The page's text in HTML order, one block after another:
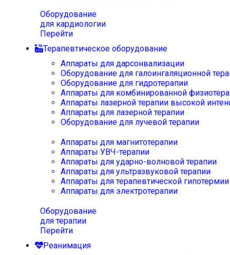
Оборудование
для кардиологии
Перейти
Терапевтическое оборудование
Аппараты для дарсонвализации
Оборудование для галоингаляционной
Оборудование для гидротерапии
Аппараты для комбинированной
Аппараты лазерной терапии высокой
Аппараты для лазерной терапии
Оборудование для лучевой терапии
Аппараты для магнитотерапии
Аппараты УВЧ-терапии
Аппараты для ударно-волновой терапии
Аппараты для ультразвуковой терапии
Аппараты для терапевтической
Аппараты для электротерапии
Оборудование
для терапии
Перейти
Реанимация